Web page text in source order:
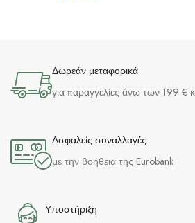
Δωρεάν μεταφορικά
για παραγγελίες άνω των 199 €
Ασφαλείς συναλλαγές
με την βοήθεια της Eurobank
Υποστήριξη